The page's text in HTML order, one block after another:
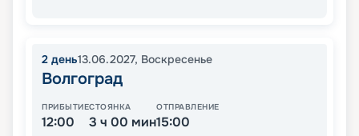
2 день13.06.2027, Воскресенье
Волгоград
ПРИБЫТИЕ
12:00
СТОЯНКА
3 ч 00 мин
ОТПРАВЛЕНИЕ
15:00